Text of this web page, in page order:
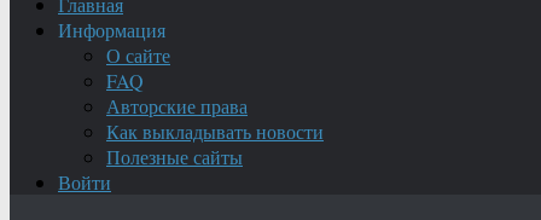
Информация
О сайте
FAQ
Авторские права
Как выкладывать новости
Полезные сайты
Войти